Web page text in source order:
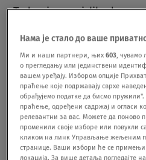
„Tada nisam mislila da
pažnju na to. Ipak, ubrzo
na zvezde' izašao, na ulici
prepoznavali zbog ove
ljubavlju“, kazala je
podjednako lepa.
Нама је стало до ваше
Ми и наши партнери, њих603, чувамо
о прегледању или јединствени
вашем уређају. Избором опције
праћење које подржавају сврхе
обрађујемо податке да бисмо
праћење, одређени садржај и огласи
релевантни за вас. Можете да поново
променили своје изборе или повукли
кликом на линк Управљање жељеним
странице. Ваши избори ће се
локација. За више детаља погледајте